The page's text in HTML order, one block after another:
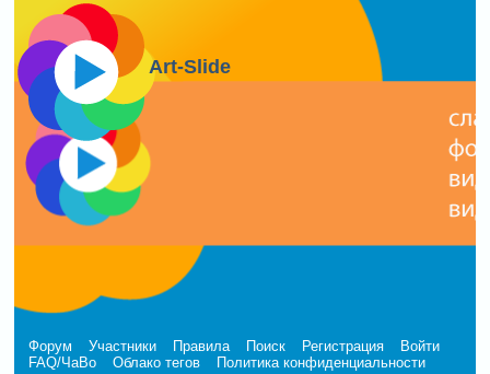
Art-Slide
Форум Участники Правила Поиск Регистрация
Войти
FAQ/ЧаВо
Облако тегов Политика конфиденциальности